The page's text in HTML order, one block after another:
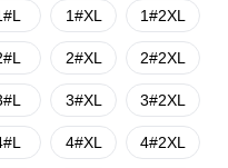
1#XL 1#2XL
2#XL 2#2XL
3#XL 3#2XL
4#XL 4#2XL